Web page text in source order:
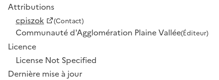
Attributions
cpiszok
(Contact)
Communauté d'Agglomération Plaine Vallée(Éditeur)
Licence
License Not Specified
Dernière mise à jour